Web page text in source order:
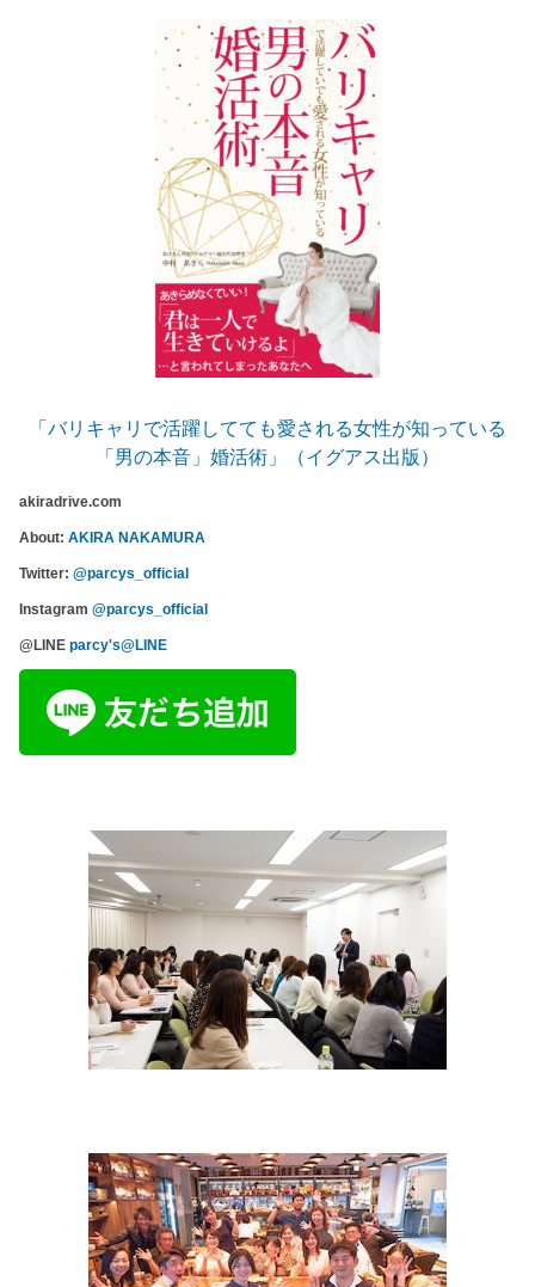
「バリキャリで活躍してても愛される女性が知っている
「男の本音」婚活術」（イグアス出版）
akiradrive.com
About:AKIRA NAKAMURA
Twitter:@parcys_official
Instagram@parcys_official
@LINEparcy's@LINE